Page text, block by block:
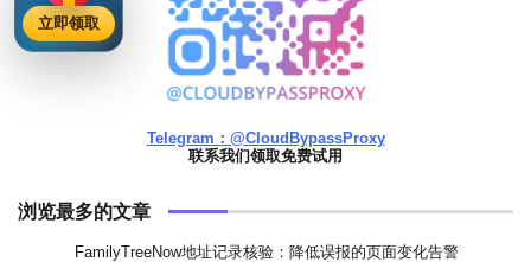
Telegram：@CloudBypassProxy
联系我们领取免费试用
浏览最多的文章
FamilyTreeNow地址记录核验：降低误报的页面变化告警
立即领取